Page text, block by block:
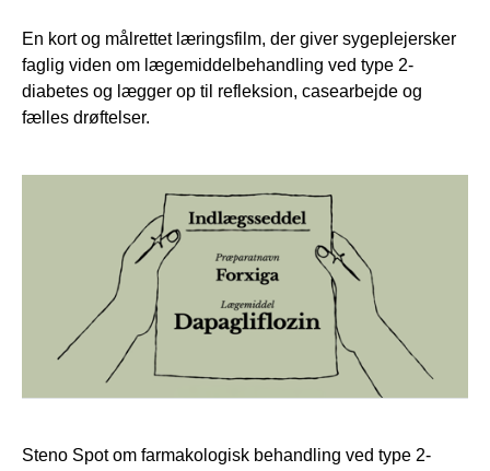
En kort og målrettet læringsfilm, der giver sygeplejersker
faglig viden om lægemiddelbehandling ved type 2-
diabetes og lægger op til refleksion, casearbejde og
fælles drøftelser.
Steno Spot om farmakologisk behandling ved type 2-